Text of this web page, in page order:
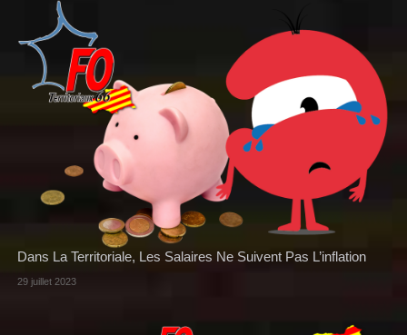
Dans La Territoriale, Les Salaires Ne Suivent Pas L’inflation
29 juillet 2023